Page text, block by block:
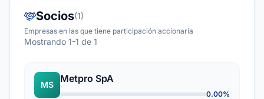
Socios(1)
Empresas en las que tiene participación accionaria
Mostrando 1-1 de 1
MS
Metpro SpA
0.00%